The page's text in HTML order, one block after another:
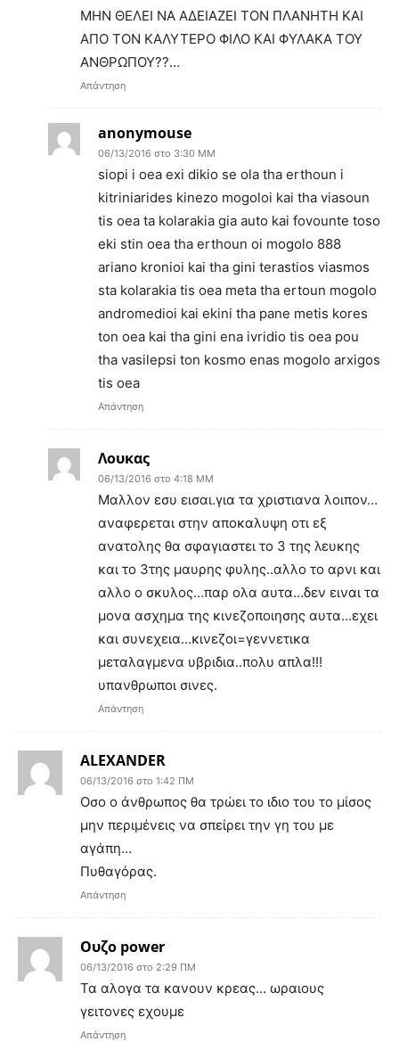
ΜΗΝ ΘΕΛΕΙ ΝΑ ΑΔΕΙΑΖΕΙ ΤΟΝ ΠΛΑΝΗΤΗ ΚΑΙ
ΑΠΟ ΤΟΝ ΚΑΛΥΤΕΡΟ ΦΙΛΟ ΚΑΙ ΦΥΛΑΚΑ ΤΟΥ
ΑΝΘΡΩΠΟΥ??…
Απάντηση
anonymouse
06/13/2016 στο 3:30 ΜΜ
siopi i oea exi dikio se ola tha erthoun i
kitriniarides kinezo mogoloi kai tha viasoun
tis oea ta kolarakia gia auto kai fovounte toso
eki stin oea tha erthoun oi mogolo 888
ariano kronioi kai tha gini terastios viasmos
sta kolarakia tis oea meta tha ertoun mogolo
andromedioi kai ekini tha pane metis kores
ton oea kai tha gini ena ivridio tis oea pou
tha vasilepsi ton kosmo enas mogolo arxigos
tis oea
Απάντηση
Λουκας
06/13/2016 στο 4:18 ΜΜ
Μαλλον εσυ εισαι.για τα χριστιανα λοιπον…
αναφερεται στην αποκαλυψη οτι εξ
ανατολης θα σφαγιαστει το 3 της λευκης
και το 3της μαυρης φυλης..αλλο το αρνι και
αλλο ο σκυλος…παρ ολα αυτα…δεν ειναι τα
μονα ασχημα της κινεζοποιησης αυτα…εχει
και συνεχεια…κινεζοι=γεννετικα
μεταλαγμενα υβριδια..πολυ απλα!!!
υπανθρωποι σινες.
Απάντηση
ALEXANDER
06/13/2016 στο 1:42 ΠΜ
Οσο ο άνθρωπος θα τρώει το ιδιο του το μίσος
μην περιμένεις να σπείρει την γη του με
αγάπη…
Πυθαγόρας.
Απάντηση
Ουζο power
06/13/2016 στο 2:29 ΠΜ
Τα αλογα τα κανουν κρεας… ωραιους
γειτονες εχουμε
Απάντηση